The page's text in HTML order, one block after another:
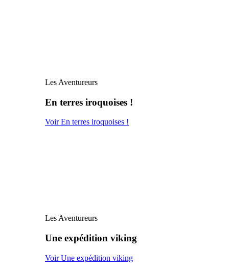
Les Aventureurs
En terres iroquoises !
Voir En terres iroquoises !
Les Aventureurs
Une expédition viking
Voir Une expédition viking